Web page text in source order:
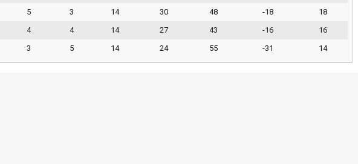
5 3 14 30 48 -18
18
4 4 14 27 43 -16
16
3 5 14 24 55 -31 14